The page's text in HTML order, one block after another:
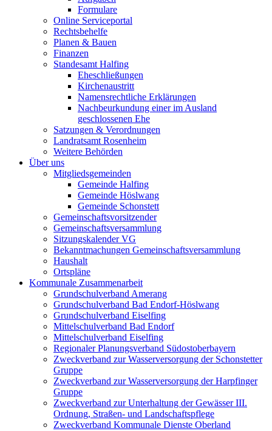
Formulare
Online Serviceportal
Rechtsbehelfe
Planen & Bauen
Finanzen
Standesamt Halfing
Eheschließungen
Kirchenaustritt
Namensrechtliche Erklärungen
Nachbeurkundung einer im Ausland
geschlossenen Ehe
Satzungen & Verordnungen
Landratsamt Rosenheim
Weitere Behörden
Über uns
Mitgliedsgemeinden
Gemeinde Halfing
Gemeinde Höslwang
Gemeinde Schonstett
Gemeinschaftsvorsitzender
Gemeinschaftsversammlung
Sitzungskalender VG
Bekanntmachungen Gemeinschaftsversammlung
Haushalt
Ortspläne
Kommunale Zusammenarbeit
Grundschulverband Amerang
Grundschulverband Bad Endorf-Höslwang
Grundschulverband Eiselfing
Mittelschulverband Bad Endorf
Mittelschulverband Eiselfing
Regionaler Planungsverband Südostoberbayern
Zweckverband zur Wasserversorgung der Schonstetter
Gruppe
Zweckverband zur Wasserversorgung der Harpfinger
Gruppe
Zweckverband zur Unterhaltung der Gewässer III.
Ordnung, Straßen- und Landschaftspflege
Zweckverband Kommunale Dienste Oberland